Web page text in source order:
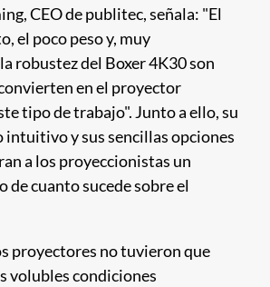
CEO de publitec, señala: "El
el poco peso y, muy
robustez del Boxer 4K30 son
en el proyector
tipo de trabajo". Junto a ello, su
y sus sencillas opciones
a los proyeccionistas un
cuanto sucede sobre el
proyectores no tuvieron que
volubles condiciones